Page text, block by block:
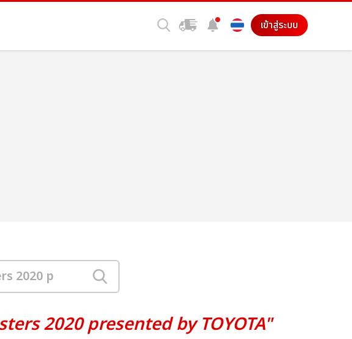
เข้าสู่ระบบ
2020 presented by TOYOTA"